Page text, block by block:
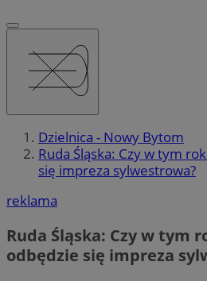
Dzielnica - Nowy Bytom
Ruda Śląska: Czy w tym
się impreza sylwestrowa?
reklama
Ruda Śląska: Czy w tym
odbędzie się impreza